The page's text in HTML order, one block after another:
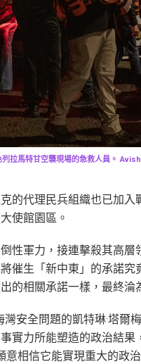
列拉馬特甘空襲現場的急救人員。
的代理民兵組織也已加
使館園區。
性軍力，接連擊殺其高
催生「新中東」的承諾
的相關承諾一樣，最終淪
灣安全問題的凱特琳·塔爾
實力所能塑造的政治結
相信它能實現重大的政